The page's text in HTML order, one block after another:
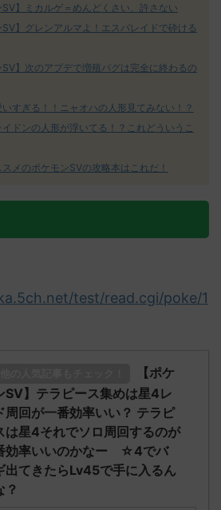
SV】ミカルゲ＝めんどくさい、許さない
SV】グレンアルマよ！エスバレイドで砕ける
SV】次のアプデで増殖バグは完全に終わるの
すぎる！！ニャオハの人形見てみない！？
イドンの人形が浮いてる！？これどういうこ
メのポケモンSVの攻略本はこれだ！
test/read.cgi/poke/1
【ポケ
SV】テラピース集めは星4レ
周回が一番効率いい？ テラピ
は星4それでソロ周回するのが
効率いいのかなー ☆4でバ
出てきたらLv45で手に入るん
？